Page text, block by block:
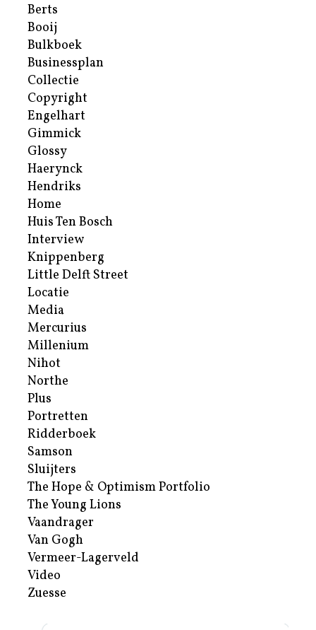
Berts
Booij
Bulkboek
Businessplan
Collectie
Copyright
Engelhart
Gimmick
Glossy
Haerynck
Hendriks
Home
Huis Ten Bosch
Interview
Knippenberg
Little Delft Street
Locatie
Media
Mercurius
Millenium
Nihot
Northe
Plus
Portretten
Ridderboek
Samson
Sluijters
The Hope & Optimism Portfolio
The Young Lions
Vaandrager
Van Gogh
Vermeer-Lagerveld
Video
Zuesse